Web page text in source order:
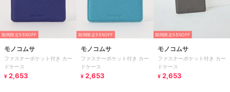
期間限定55%OFF
モノコムサ
ファスナーポケット付き カー
ドケース
¥ 2,653
期間限定55%OFF
モノコムサ
ファスナーポケット付き カー
ドケース
¥ 2,653
期間限定55%OFF
モノコムサ
ファスナーポケット付き カー
ドケース
¥ 2,653